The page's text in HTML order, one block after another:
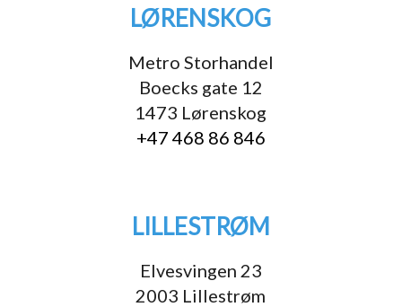
LØRENSKOG
Metro Storhandel
Boecks gate 12
1473 Lørenskog
+47 468 86 846
LILLESTRØM
Elvesvingen 23
2003 Lillestrøm